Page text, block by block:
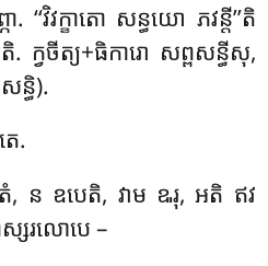
‘‘វិវក្ខាតោ សន្ធយោ ភវន្តី’’តិ
. ក្វចីត្យ+ធិការោ សព្ពសន្ធីសុ,
ន្ធិ).
េ.
, ន ឧបេតិ, វាម ឩរុ, អតិ ឥវ
សរលោបេ –